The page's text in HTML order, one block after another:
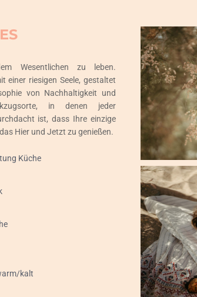
Wesentlichen zu leben.
einer riesigen Seele, gestaltet
von Nachhaltigkeit und
in denen jeder
ist, dass Ihre einzige
Hier und Jetzt zu genießen.
Küche
kalt